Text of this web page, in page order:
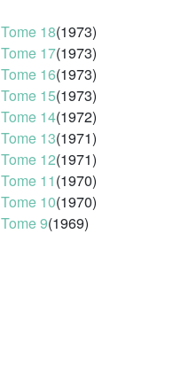
Tome 18(1973)
Tome 17(1973)
Tome 16(1973)
Tome 15(1973)
Tome 14(1972)
Tome 13(1971)
Tome 12(1971)
Tome 11(1970)
Tome 10(1970)
Tome 9(1969)